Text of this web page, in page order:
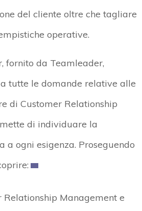
del cliente oltre che tagliare
operative.
fornito da Teamleader,
tutte le domande relative alle
di Customer Relationship
di individuare la
a ogni esigenza. Proseguendo
Relationship Management e